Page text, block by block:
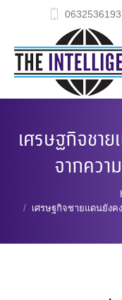
0632536193
เศรษฐกิจชา
จากควา
เศรษฐกิจชายแดนยัง